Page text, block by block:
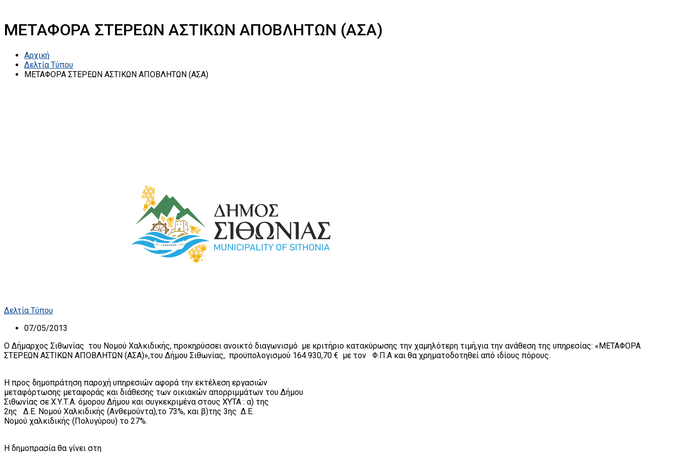
MΕΤΑΦΟΡΑ ΣΤΕΡΕΩΝ ΑΣΤΙΚΩΝ ΑΠΟΒΛΗΤΩΝ (ΑΣΑ)
Αρχική
Δελτία Τύπου
MΕΤΑΦΟΡΑ ΣΤΕΡΕΩΝ ΑΣΤΙΚΩΝ ΑΠΟΒΛΗΤΩΝ (ΑΣΑ)
Δελτία Τύπου
07/05/2013
Ο Δήμαρχος Σιθωνίας του Νομού Χαλκιδικής, προκηρύσσει ανοικτό διαγωνισμό με κριτήριο κατακύρωσης την χαμηλότερη τιμή,για την ανάθεση της υπηρεσίας: «MΕΤΑΦΟΡΑ
ΣΤΕΡΕΩΝ ΑΣΤΙΚΩΝ ΑΠΟΒΛΗΤΩΝ (ΑΣΑ)»,του Δήμου Σιθωνίας, προϋπολογισμού 164.930,70 € με τον Φ.Π.Α και θα χρηματοδοτηθεί από ιδίους πόρους.
Η προς δημοπράτηση παροχή υπηρεσιών αφορά την εκτέλεση εργασιών
μεταφόρτωσης μεταφοράς και διάθεσης των οικιακών απορριμμάτων του Δήμου
Σιθωνίας σε Χ.Υ.Τ.Α. όμορου Δήμου και συγκεκριμένα στους ΧΥΤΑ : α) της
2ης Δ.Ε. Νομού Χαλκιδικής (Ανθεμούντα),το 73%, και β)της 3ης Δ.Ε.
Νομού χαλκιδικής (Πολυγύρου) το 27%.
Η δημοπρασία θα γίνει στη